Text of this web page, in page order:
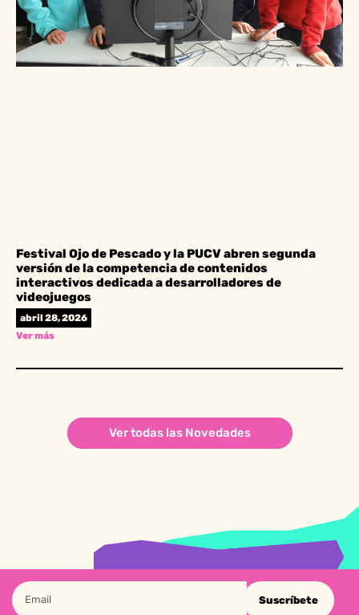
Festival Ojo de Pescado y la PUCV abren segunda
versión de la competencia de contenidos
interactivos dedicada a desarrolladores de
videojuegos
abril 28, 2026
Ver más
Ver todas las Novedades
Suscríbete